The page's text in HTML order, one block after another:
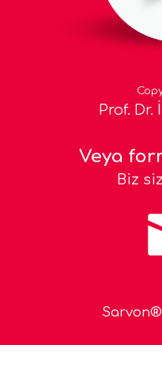
Prof. Dr.
Veya
Biz
Sarvon®